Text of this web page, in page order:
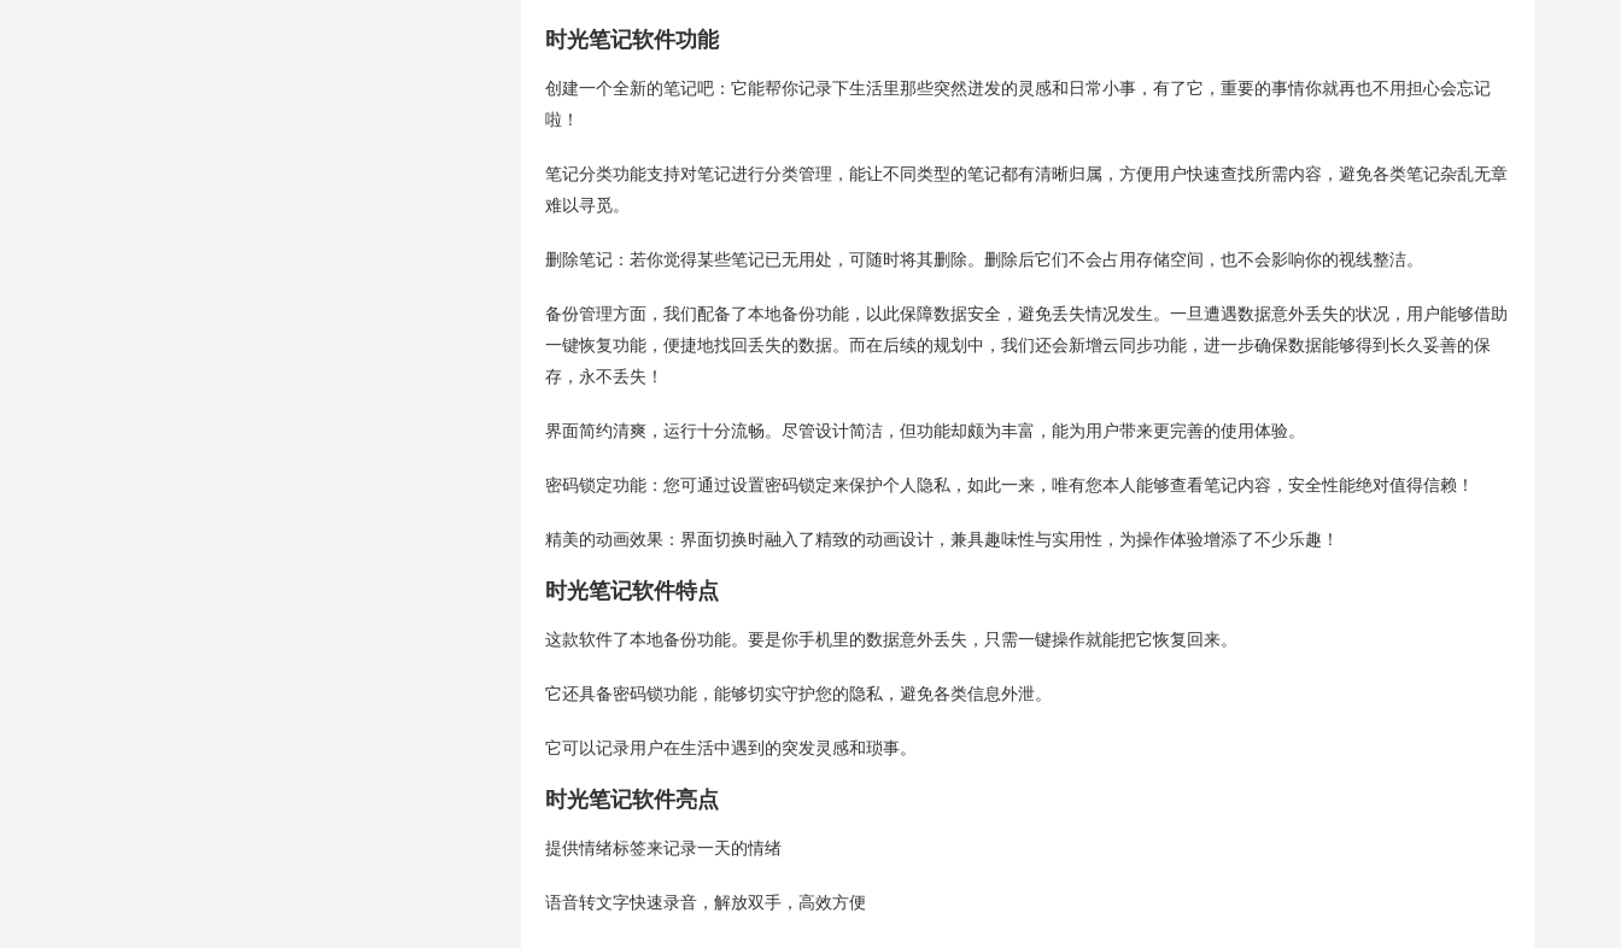
时光笔记软件功能
创建一个全新的笔记吧：它能帮你记录下生活里那些突然迸发的灵感和日常小事，有了它，重要的事情你就再也不用担心会忘记
啦！
笔记分类功能支持对笔记进行分类管理，能让不同类型的笔记都有清晰归属，方便用户快速查找所需内容，避免各类笔记杂乱无章
难以寻觅。
删除笔记：若你觉得某些笔记已无用处，可随时将其删除。删除后它们不会占用存储空间，也不会影响你的视线整洁。
备份管理方面，我们配备了本地备份功能，以此保障数据安全，避免丢失情况发生。一旦遭遇数据意外丢失的状况，用户能够借助
一键恢复功能，便捷地找回丢失的数据。而在后续的规划中，我们还会新增云同步功能，进一步确保数据能够得到长久妥善的保
存，永不丢失！
界面简约清爽，运行十分流畅。尽管设计简洁，但功能却颇为丰富，能为用户带来更完善的使用体验。
密码锁定功能：您可通过设置密码锁定来保护个人隐私，如此一来，唯有您本人能够查看笔记内容，安全性能绝对值得信赖！
精美的动画效果：界面切换时融入了精致的动画设计，兼具趣味性与实用性，为操作体验增添了不少乐趣！
时光笔记软件特点
这款软件了本地备份功能。要是你手机里的数据意外丢失，只需一键操作就能把它恢复回来。
它还具备密码锁功能，能够切实守护您的隐私，避免各类信息外泄。
它可以记录用户在生活中遇到的突发灵感和琐事。
时光笔记软件亮点
提供情绪标签来记录一天的情绪
语音转文字快速录音，解放双手，高效方便